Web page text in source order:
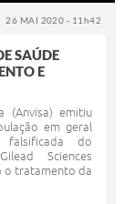
26 MAI 2020 - 11h42
SAÚDE
E
(Anvisa) emitiu
em geral
do
Sciences
o tratamento da